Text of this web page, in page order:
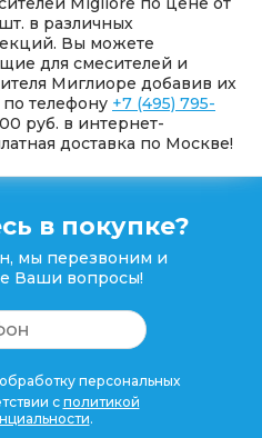
в различных
Вы можете
для смесителей и
Миглиоре добавив их
телефону +7 (495) 795-
руб. в интернет-
доставка по Москве!
в покупке?
мы перезвоним и
Ваши вопросы!
персональных
сполитикой
.